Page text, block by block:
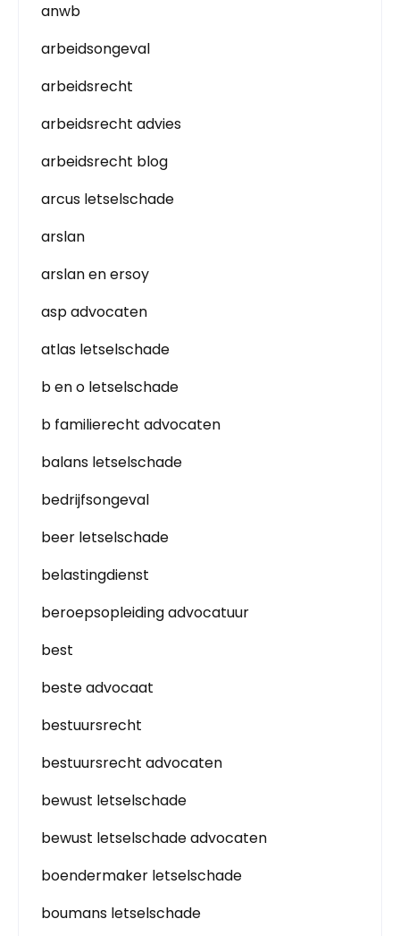
anwb
arbeidsongeval
arbeidsrecht
arbeidsrecht advies
arbeidsrecht blog
arcus letselschade
arslan
arslan en ersoy
asp advocaten
atlas letselschade
b en o letselschade
b familierecht advocaten
balans letselschade
bedrijfsongeval
beer letselschade
belastingdienst
beroepsopleiding advocatuur
best
beste advocaat
bestuursrecht
bestuursrecht advocaten
bewust letselschade
bewust letselschade advocaten
boendermaker letselschade
boumans letselschade